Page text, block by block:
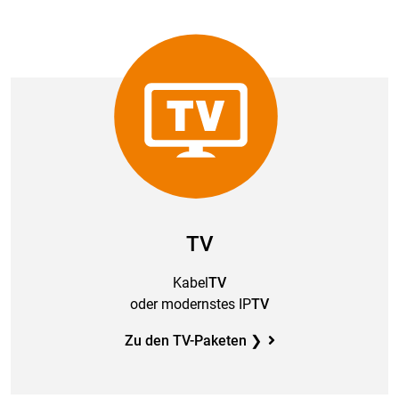
TV
KabelTV
oder modernstes IPTV
Zu den TV-Paketen ❯